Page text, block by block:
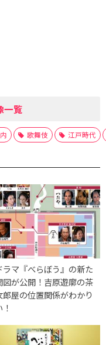
一覧
歌舞伎 江戸時代
ラマ『べらぼう』の新た
図が公開！吉原遊廓の茶
郎屋の位置関係がわかり